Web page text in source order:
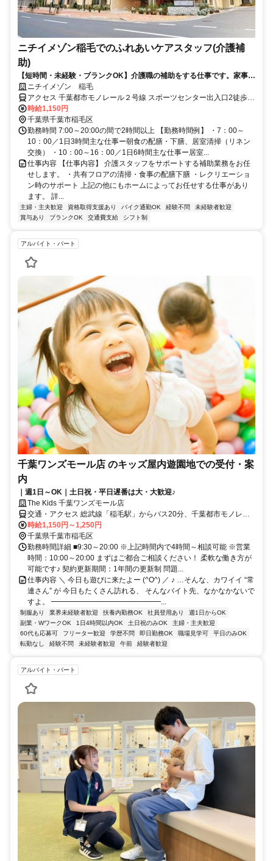
ニチイメゾン稲毛でのふれあいケアスタッフ(介護補
助)
【短時間・未経験・ブランクOK】介護職の補助をする仕事です。家事や
育児の合間に。日中の空いている時間を有効活用したい方も歓迎です。
まずは、ご希望の条件をお聞かせください。
ニチイメゾン 稲毛
アクセス 千葉都市モノレール２号線 スポーツセンター出入口2徒歩約
34分、千葉都市モノレール２号線 穴川（千葉県）出入口2徒歩約37
分、千葉都市モノレール２号線 動物公園出入口2徒歩約42分
時給1,150円
千葉県千葉市稲毛区
勤務時間 7:00～20:00の間で2時間以上 【勤務時間例】 ・7：00～
10：00／1日3時間主な仕事ー朝食の配膳・下膳、居室清掃（リネン
交換） ・10：00～16：00／1日6時間主な仕事ー居室...
仕事内容 【仕事内容】 介護スタッフをサポートする補助業務をお任
せします。 ・共有フロアの清掃・食事の配膳下膳 ・レクリエーショ
ン時のサポート 上記の他にもホームによってお任せする仕事があり
ます。 詳...
主婦・主夫歓迎 資格取得支援あり バイク通勤OK 経験不問
未経験者歓迎
賞与あり
ブランクOK 交通費支給 シフト制
アルバイト・パート
千葉ワンズモール店 のキッズ屋内遊園地での受付・案
内
｜週1日～OK｜土日祝・平日遅番は大・大歓迎♪
The Kids 千葉ワンズモール店
交通・アクセス 総武線「稲毛駅」からバス20分、千葉都市モノレー
ル「スポーツセンター駅」からバス10分
時給1,150円～1,250円
千葉県千葉市稲毛区
勤務時間詳細 ■9:30～20:00 ※上記時間内で4時間～相談可能 ※営業
時間：10:00～20:00 まずはご都合ご相談ください！ 柔軟な働き方が
可能です♪ 契約更新期間：1年間の更新制 問題...
仕事内容 ＼ 今日も遊びに来たよー (^O^) ／ ♪ …そんな、カワイイ “常
連さん” が 今日もたくさん訪れる、 そんなバイト先、なかなかないで
すよ。 ━━━━━━━━━━━━━━━...
制服あり 業界未経験者歓迎 扶養内勤務OK 社員登用あり
週1日からOK
副業・WワークOK
1日4時間以内OK 土日祝のみOK
主婦・主夫歓迎
60代も応募可
フリーター歓迎 学歴不問 即日勤務OK 職場見学可
平日のみOK
転勤なし
経験不問 未経験者歓迎 午前 経験者歓迎
アルバイト・パート